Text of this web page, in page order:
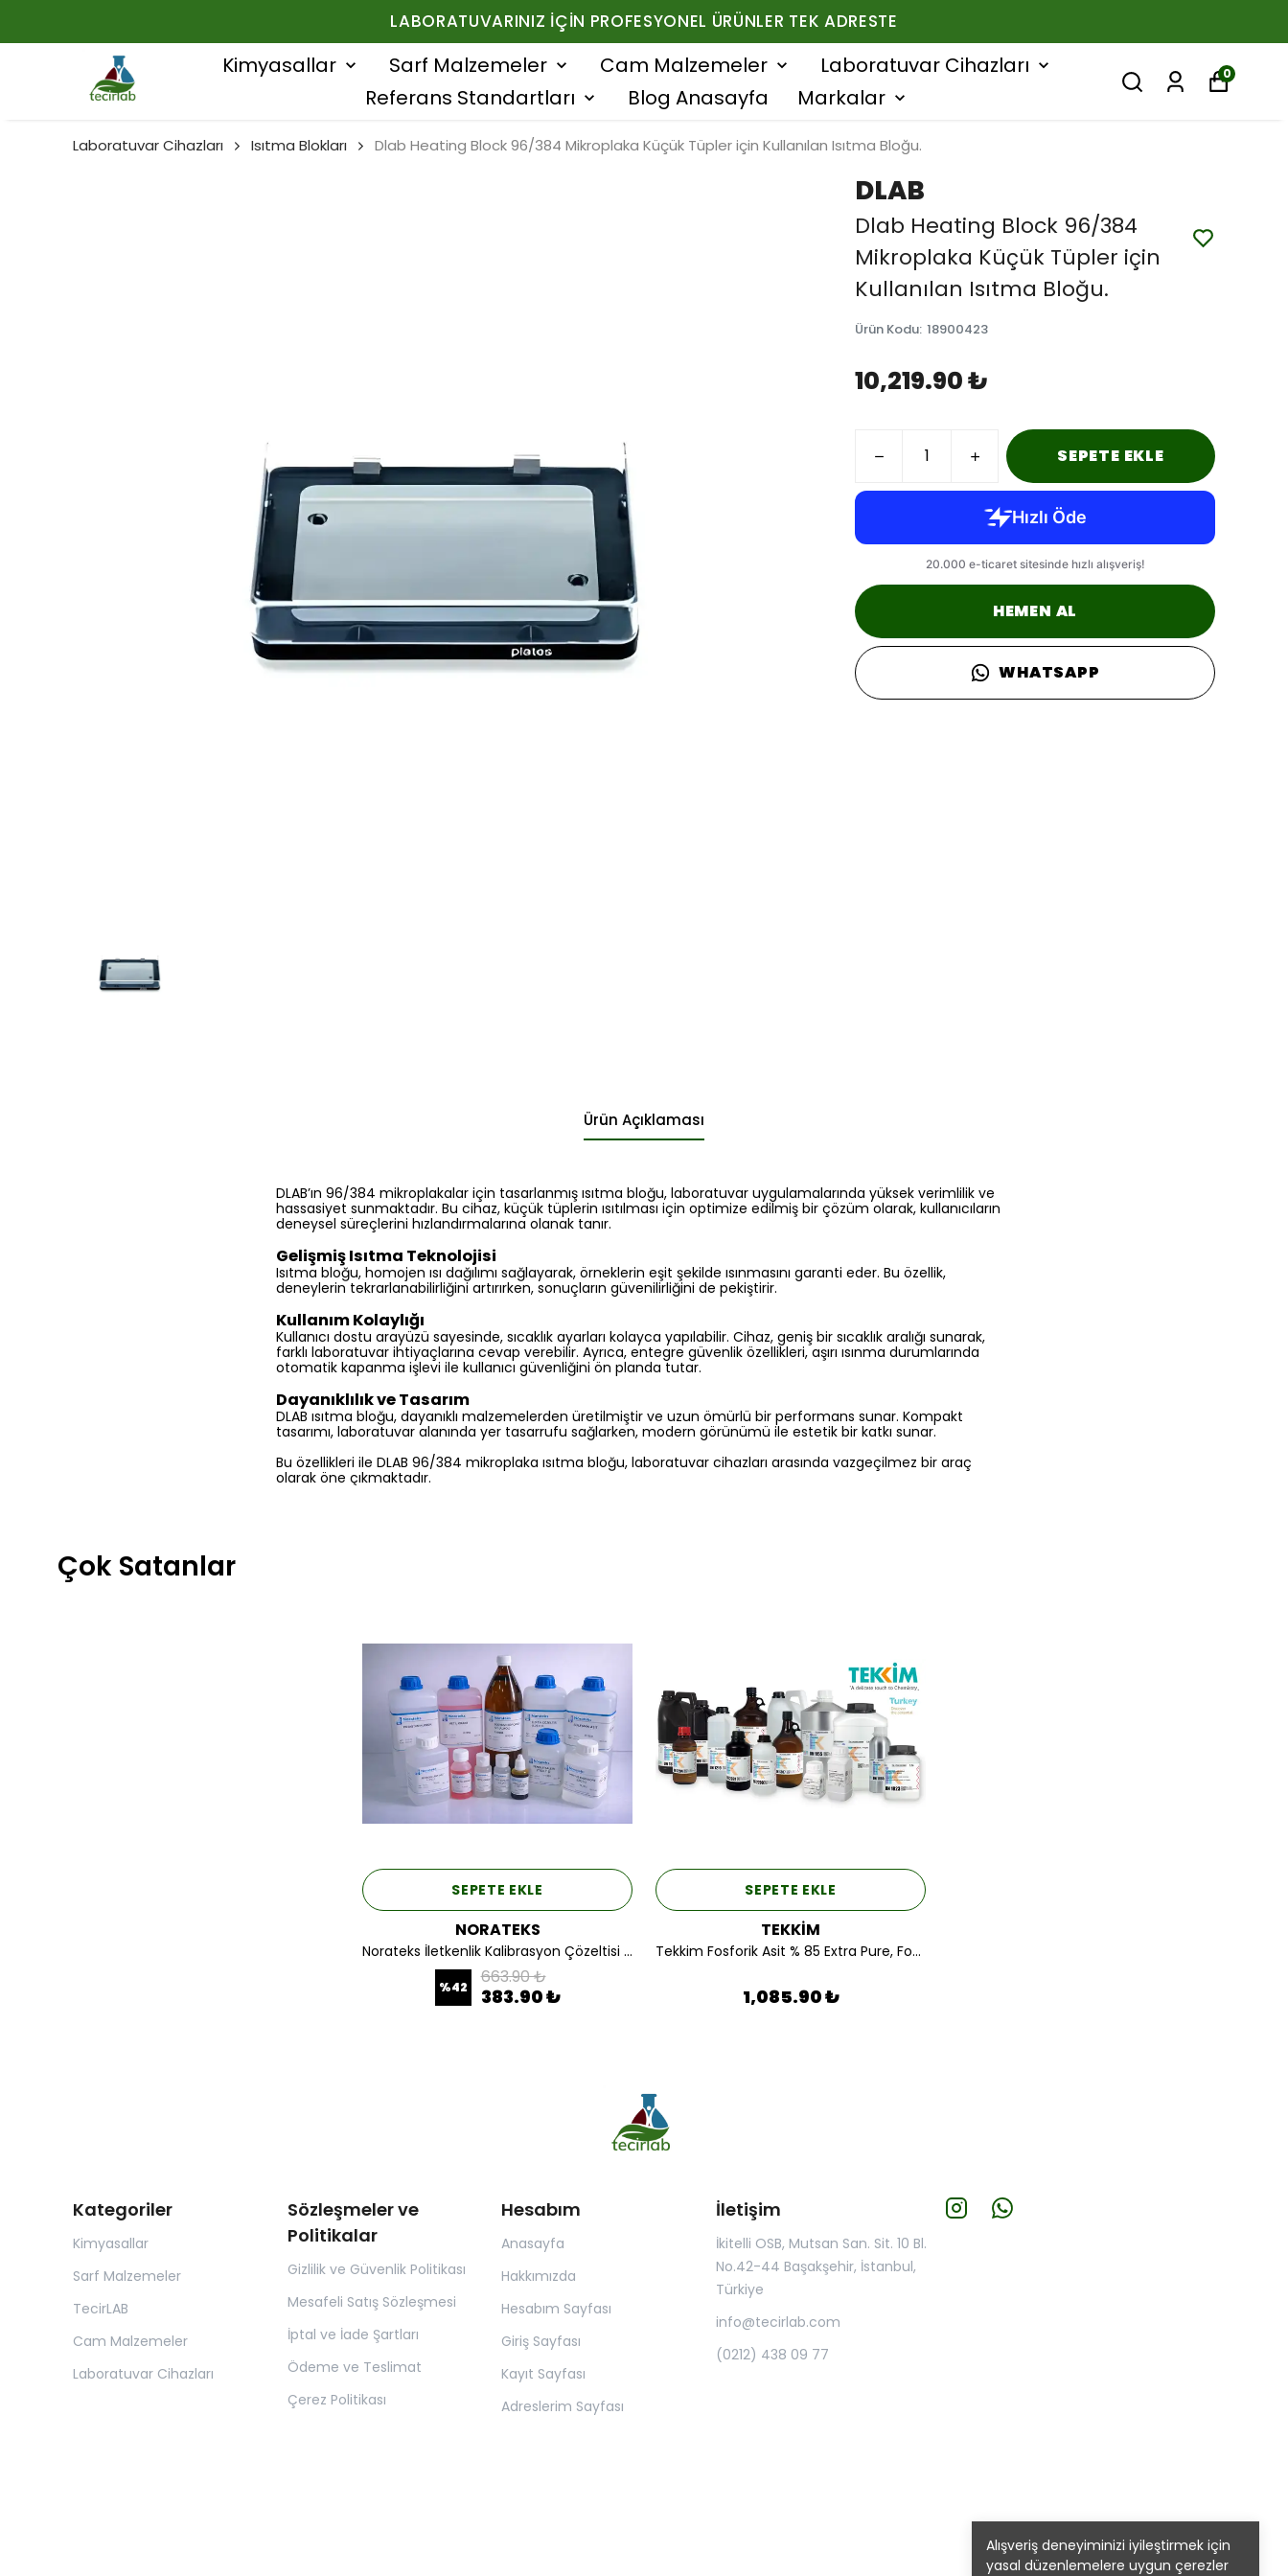
LABORATUVARINIZ İÇIN PROFESYONEL ÜRÜNLER TEK ADRESTE
Kimyasallar Sarf Malzemeler Cam Malzemeler
Laboratuvar Cihazları
Referans Standartları
Blog Anasayfa Markalar
0
Alışveriş deneyiminizi iyileştirmek için
yasal düzenlemelere uygun çerezler
Laboratuvar Cihazları Isıtma Blokları Dlab Heating Block 96/384 Mikroplaka Küçük Tüpler için Kullanılan Isıtma Bloğu.
DLAB
Dlab Heating Block 96/384
Mikroplaka Küçük Tüpler için
Kullanılan Isıtma Bloğu.
Ürün Kodu: 18900423
10,219.90 ₺
SEPETE EKLE
HEMEN AL
WHATSAPP
Ürün Açıklaması
DLAB’ın 96/384 mikroplakalar için tasarlanmış ısıtma bloğu, laboratuvar uygulamalarında yüksek verimlilik ve
hassasiyet sunmaktadır. Bu cihaz, küçük tüplerin ısıtılması için optimize edilmiş bir çözüm olarak, kullanıcıların
deneysel süreçlerini hızlandırmalarına olanak tanır.
Gelişmiş Isıtma Teknolojisi
Isıtma bloğu, homojen ısı dağılımı sağlayarak, örneklerin eşit şekilde ısınmasını garanti eder. Bu özellik,
deneylerin tekrarlanabilirliğini artırırken, sonuçların güvenilirliğini de pekiştirir.
Kullanım Kolaylığı
Kullanıcı dostu arayüzü sayesinde, sıcaklık ayarları kolayca yapılabilir. Cihaz, geniş bir sıcaklık aralığı sunarak,
farklı laboratuvar ihtiyaçlarına cevap verebilir. Ayrıca, entegre güvenlik özellikleri, aşırı ısınma durumlarında
otomatik kapanma işlevi ile kullanıcı güvenliğini ön planda tutar.
Dayanıklılık ve Tasarım
DLAB ısıtma bloğu, dayanıklı malzemelerden üretilmiştir ve uzun ömürlü bir performans sunar. Kompakt
tasarımı, laboratuvar alanında yer tasarrufu sağlarken, modern görünümü ile estetik bir katkı sunar.
Bu özellikleri ile DLAB 96/384 mikroplaka ısıtma bloğu, laboratuvar cihazları arasında vazgeçilmez bir araç
olarak öne çıkmaktadır.
Çok Satanlar
SEPETE EKLE
NORATEKS
Norateks İletkenlik Kalibrasyon Çözeltisi 1 LT.
%42 663.90 ₺
383.90 ₺
SEPETE EKLE
TEKKİM
Tekkim Fosforik Asit % 85 Extra Pure, Food Quality (Plastik Ambalaj) 1LT.
1,085.90 ₺
Kategoriler
Kimyasallar
Sarf Malzemeler
TecirLAB
Cam Malzemeler
Laboratuvar Cihazları
Sözleşmeler ve
Politikalar
Gizlilik ve Güvenlik Politikası
Mesafeli Satış Sözleşmesi
İptal ve İade Şartları
Ödeme ve Teslimat
Çerez Politikası
Hesabım
Anasayfa
Hakkımızda
Hesabım Sayfası
Giriş Sayfası
Kayıt Sayfası
Adreslerim Sayfası
İletişim
İkitelli OSB, Mutsan San. Sit. 10 Bl.
No.42-44 Başakşehir, İstanbul,
Türkiye
info@tecirlab.com
(0212) 438 09 77